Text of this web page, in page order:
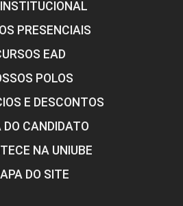
PRESENCIAIS
EAD
POLOS
E DESCONTOS
DO CANDIDATO
NA UNIUBE
DO SITE